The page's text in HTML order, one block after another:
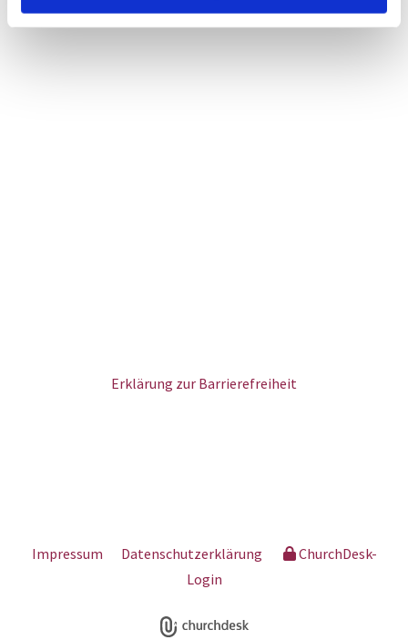
Erklärung zur Barrierefreiheit
Impressum Datenschutzerklärung
ChurchDesk-
Login